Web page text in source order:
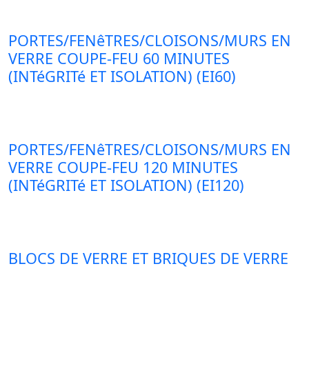
PORTES/FENêTRES/CLOISONS/MURS EN
VERRE COUPE-FEU 60 MINUTES
(INTéGRITé ET ISOLATION) (EI60)
PORTES/FENêTRES/CLOISONS/MURS EN
VERRE COUPE-FEU 120 MINUTES
(INTéGRITé ET ISOLATION) (EI120)
BLOCS DE VERRE ET BRIQUES DE VERRE